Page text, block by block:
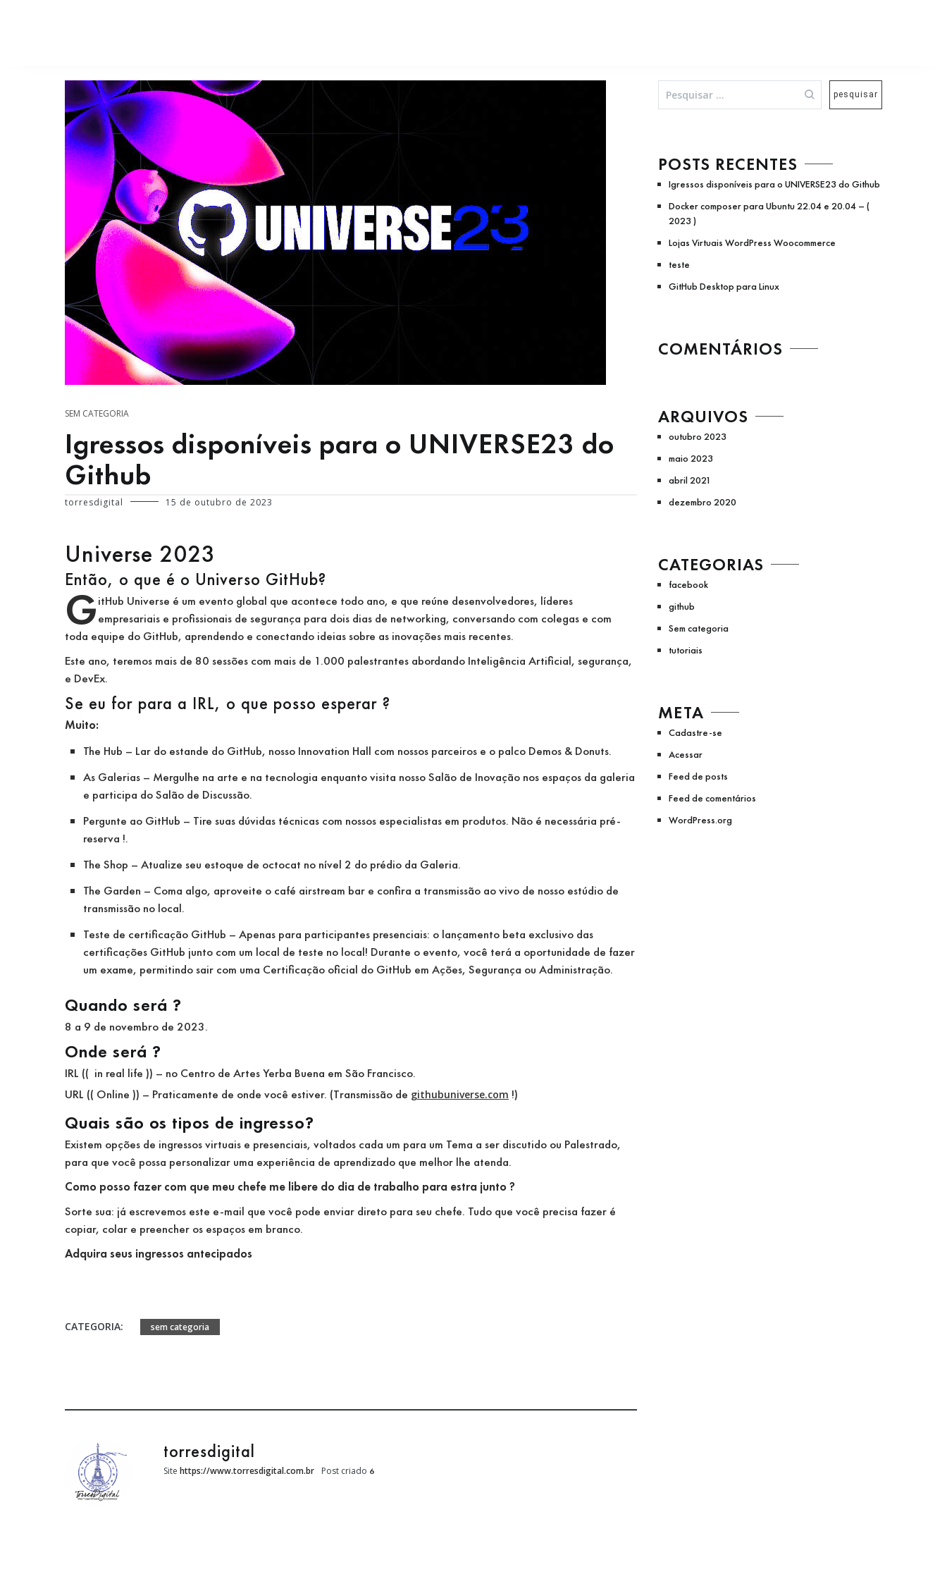
SEM CATEGORIA
Igressos disponíveis para o UNIVERSE23 do
Github
torresdigital 15 de outubro de 2023
Universe 2023
Então, o que é o Universo GitHub?
GitHub Universe é um evento global que acontece todo ano, e que reúne desenvolvedores, líderes
empresariais e profissionais de segurança para dois dias de networking, conversando com colegas e com
toda equipe do GitHub, aprendendo e conectando ideias sobre as inovações mais recentes.
Este ano, teremos mais de 80 sessões com mais de 1.000 palestrantes abordando Inteligência Artificial, segurança,
e DevEx.
Se eu for para a IRL, o que posso esperar ?
Muito:
The Hub – Lar do estande do GitHub, nosso Innovation Hall com nossos parceiros e o palco Demos & Donuts.
As Galerias – Mergulhe na arte e na tecnologia enquanto visita nosso Salão de Inovação nos espaços da galeria
e participa do Salão de Discussão.
Pergunte ao GitHub – Tire suas dúvidas técnicas com nossos especialistas em produtos. Não é necessária pré-
reserva !.
The Shop – Atualize seu estoque de octocat no nível 2 do prédio da Galeria.
The Garden – Coma algo, aproveite o café airstream bar e confira a transmissão ao vivo de nosso estúdio de
transmissão no local.
Teste de certificação GitHub – Apenas para participantes presenciais: o lançamento beta exclusivo das
certificações GitHub junto com um local de teste no local! Durante o evento, você terá a oportunidade de fazer
um exame, permitindo sair com uma Certificação oficial do GitHub em Ações, Segurança ou Administração.
Quando será ?
8 a 9 de novembro de 2023.
Onde será ?
IRL (( in real life )) – no Centro de Artes Yerba Buena em São Francisco.
URL (( Online )) – Praticamente de onde você estiver. (Transmissão de githubuniverse.com !)
Quais são os tipos de ingresso?
Existem opções de ingressos virtuais e presenciais, voltados cada um para um Tema a ser discutido ou Palestrado,
para que você possa personalizar uma experiência de aprendizado que melhor lhe atenda.
Como posso fazer com que meu chefe me libere do dia de trabalho para estra junto ?
Sorte sua: já escrevemos este e-mail que você pode enviar direto para seu chefe. Tudo que você precisa fazer é
copiar, colar e preencher os espaços em branco.
Adquira seus ingressos antecipados
CATEGORIA: sem categoria
torresdigital
Site https://www.torresdigital.com.br Post criado 6
Pesquisar
por:
POSTS RECENTES
Igressos disponíveis para o UNIVERSE23 do Github
Docker composer para Ubuntu 22.04 e 20.04 – (
2023 )
Lojas Virtuais WordPress Woocommerce
teste
GitHub Desktop para Linux
COMENTÁRIOS
ARQUIVOS
outubro 2023
maio 2023
abril 2021
dezembro 2020
CATEGORIAS
facebook
github
Sem categoria
tutoriais
META
Cadastre-se
Acessar
Feed de posts
Feed de comentários
WordPress.org